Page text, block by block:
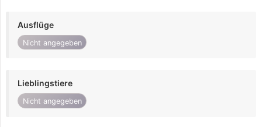
Ausflüge
Nicht angegeben
Lieblingstiere
Nicht angegeben